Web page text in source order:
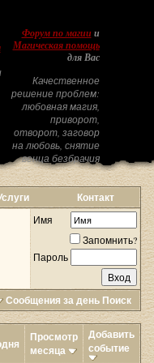
Форум по магиии
Магическая помощь
для Вас
Качественное
решение проблем:
любовная магия,
приворот,
отворот, заговор
на любовь, снятие
венца безбрачия
Контакт
Имя
Запомнить?
Пароль
Сообщения за день Поиск
Просмотр
месяца
Добавить
событие